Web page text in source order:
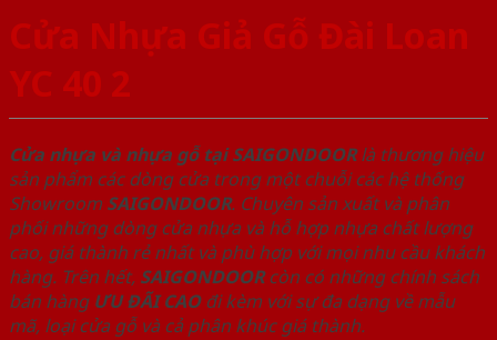
Cửa Nhựa Giả Gỗ Đài Loan
YC 40 2
Cửa nhựa và nhựa gỗ tại SAIGONDOORlà thương hiệu
sản phẩm các dòng cửa trong một chuỗi các hệ thống
Showroom SAIGONDOOR. Chuyên sản xuất và phân
phối những dòng cửa nhựa và hỗ hợp nhựa chất lượng
cao, giá thành rẻ nhất và phù hợp với mọi nhu cầu khách
hàng. Trên hết, SAIGONDOORcòn có những chính sách
bán hàng ƯU ĐÃI CAOđi kèm với sự đa dạng về mẫu
mã, loại cửa gỗ và cả phân khúc giá thành.